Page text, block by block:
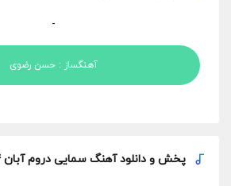
-
آهنگساز : حسن رضوی
پخش و دانلود آهنگ سمایی دروم آبان 1404